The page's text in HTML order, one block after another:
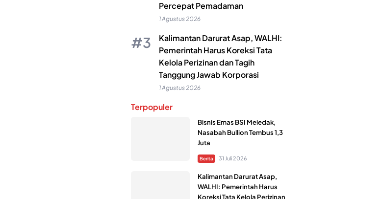
Percepat Pemadaman
1 Agustus 2026
Kalimantan Darurat Asap, WALHI:
Pemerintah Harus Koreksi Tata
Kelola Perizinan dan Tagih
Tanggung Jawab Korporasi
1 Agustus 2026
Terpopuler
Bisnis Emas BSI Meledak,
Nasabah Bullion Tembus 1,3
Juta
Berita 31 Juli 2026
Kalimantan Darurat Asap,
WALHI: Pemerintah Harus
Koreksi Tata Kelola Perizinan